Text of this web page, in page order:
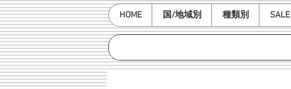
HOME 国/地域別 種類別 SALE